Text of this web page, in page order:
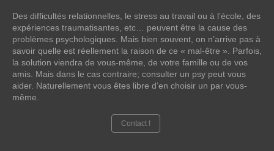
Des difficultés relationnelles, le stress au travail ou à l’école, des
expériences traumatisantes, etc… peuvent être la cause des
problèmes psychologiques. Mais bien souvent, on n’arrive pas à
savoir quelle est réellement la raison de ce « mal-être ». Parfois,
la solution viendra de vous-même, de votre famille ou de vos
amis. Mais dans le cas contraire; consulter un psy peut vous
aider. Naturellement vous êtes libre d’en choisir un par vous-
même.
Contact !